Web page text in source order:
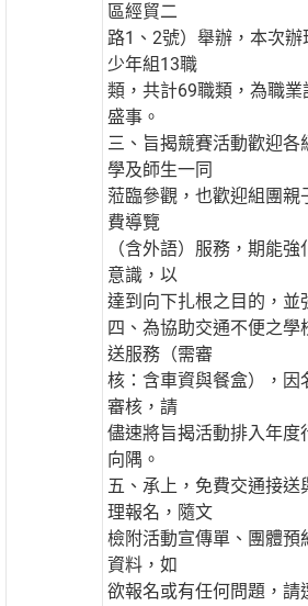
區經貿二
路1、2號）舉辦，本次
少年組13職
類，共計69職類，為職
盛事。
三、旨揭競賽活動歡迎
學及師生一同
蒞臨參觀，也歡迎組團
費導覽
（含外語）服務，期能
意識，以
達到向下扎根之目的，並
四、為協助交通不便之
送服務（需審
核：含車資與餐盒），因
審核，請
儘速將旨揭活動排入年度
向隅。
五、承上，免費交通接送
理報名，隨文
檢附活動宣傳單、團體預
資料，如
欲報名或有任何問題，請